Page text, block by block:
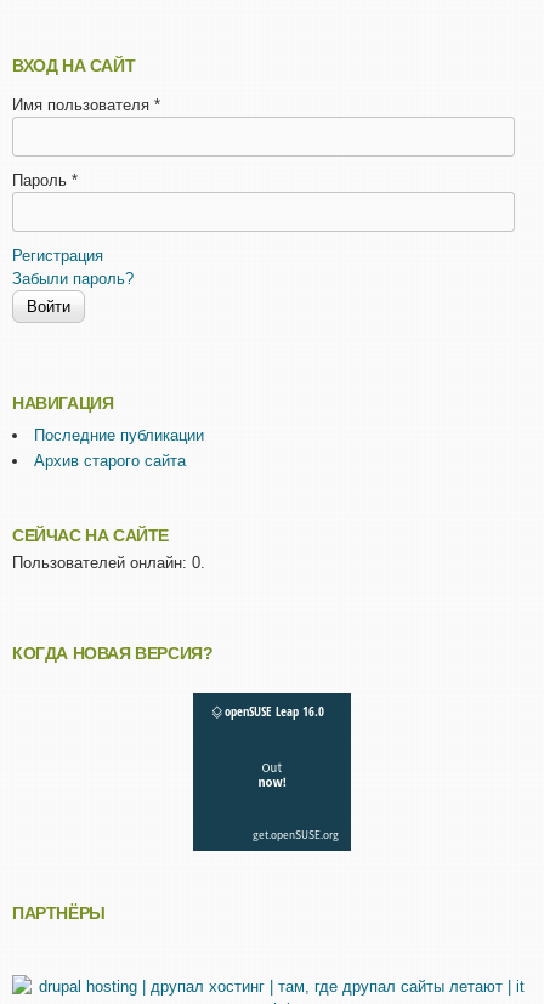
ВХОД НА САЙТ
Имя пользователя *
Пароль *
Регистрация
Забыли пароль?
НАВИГАЦИЯ
Последние публикации
Архив старого сайта
СЕЙЧАС НА САЙТЕ
Пользователей онлайн: 0.
КОГДА НОВАЯ ВЕРСИЯ?
ПАРТНЁРЫ